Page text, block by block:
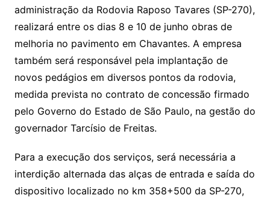
administração da Rodovia Raposo Tavares (SP-270),
realizará entre os dias 8 e 10 de junho obras de
melhoria no pavimento em Chavantes. A empresa
também será responsável pela implantação de
novos pedágios em diversos pontos da rodovia,
medida prevista no contrato de concessão firmado
pelo Governo do Estado de São Paulo, na gestão do
governador Tarcísio de Freitas.
Para a execução dos serviços, será necessária a
interdição alternada das alças de entrada e saída do
dispositivo localizado no km 358+500 da SP-270,